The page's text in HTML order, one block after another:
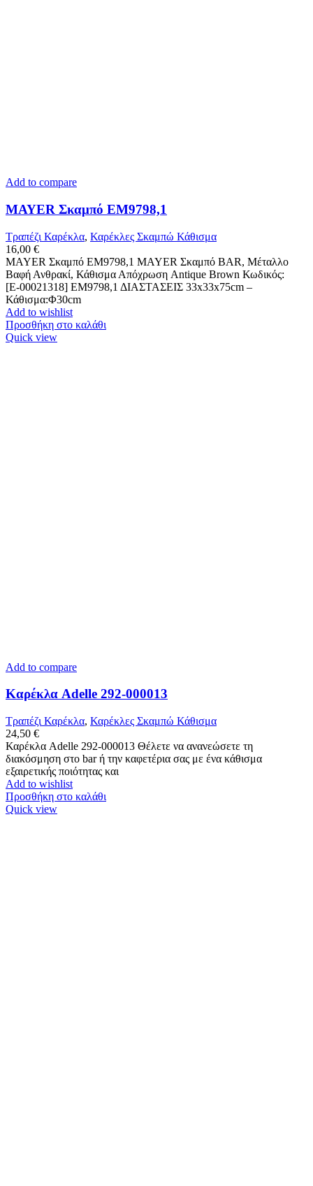
Add to compare
MAYER Σκαμπό ΕΜ9798,1
Τραπέζι Καρέκλα, Καρέκλες Σκαμπώ Κάθισμα
16,00 €
MAYER Σκαμπό ΕΜ9798,1 MAYER Σκαμπό BAR, Μέταλλο
Βαφή Ανθρακί, Κάθισμα Απόχρωση Antique Brown Κωδικός:
[Ε-00021318] ΕΜ9798,1 ΔΙΑΣΤΑΣΕΙΣ 33x33x75cm –
Κάθισμα:Φ30cm
Add to wishlist
Προσθήκη στο καλάθι
Quick view
Add to compare
Καρέκλα Adelle 292-000013
Τραπέζι Καρέκλα, Καρέκλες Σκαμπώ Κάθισμα
24,50 €
Καρέκλα Adelle 292-000013 Θέλετε να ανανεώσετε τη
διακόσμηση στο bar ή την καφετέρια σας με ένα κάθισμα
εξαιρετικής ποιότητας και
Add to wishlist
Προσθήκη στο καλάθι
Quick view